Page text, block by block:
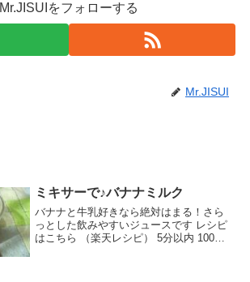
Mr.JISUIをフォローする
Mr.JISUI
ミキサーで♪バナナミルク
バナナと牛乳好きなら絶対はまる！さら
っとした飲みやすいジュースです レシピ
はこちら （楽天レシピ） 5分以内 100円